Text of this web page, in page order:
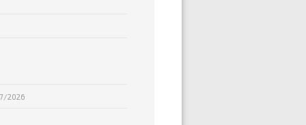
2026